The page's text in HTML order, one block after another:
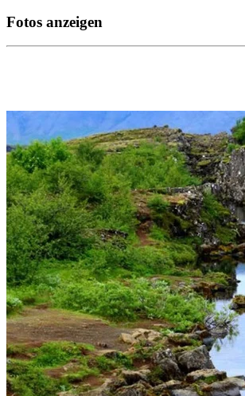
Fotos anzeigen